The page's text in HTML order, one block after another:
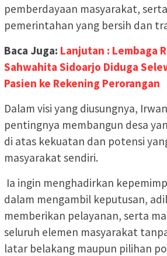
pemberdayaan masyarakat,
pemerintahan yang bersih dan
Baca Juga: Lanjutan : Lembaga
Sahwahita Sidoarjo Diduga
Pasien ke Rekening Perorangan
Dalam visi yang diusungnya,
pentingnya membangun desa
di atas kekuatan dan potensi
masyarakat sendiri.
Ia ingin menghadirkan
dalam mengambil keputusan,
memberikan pelayanan, serta
seluruh elemen masyarakat
latar belakang maupun pilihan